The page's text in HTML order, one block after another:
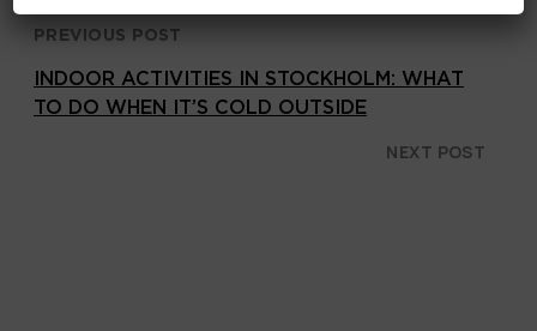
PREVIOUS POST
INDOOR ACTIVITIES IN STOCKHOLM: WHAT
TO DO WHEN IT’S COLD OUTSIDE
NEXT POST